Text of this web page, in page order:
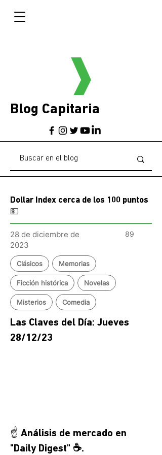
Blog Capitaria
Dollar Index cerca de los 100 puntos
💵
28 de diciembre de
2023
89
Clásicos Memorias
Ficción histórica Novelas
Misterios Comedia
Las Claves del Día: Jueves
28/12/23
☝️ Análisis de mercado en
"Daily Digest" ☕.